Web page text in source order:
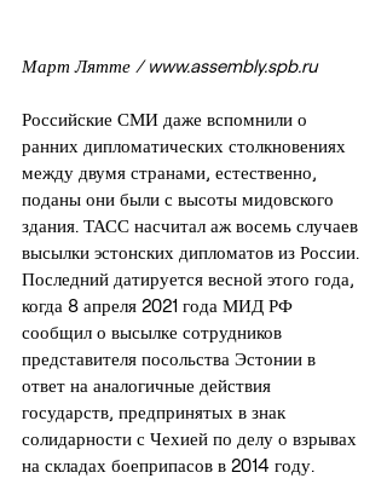
Март Лятте / www.assembly.spb.ru
Российские СМИ даже вспомнили о
ранних дипломатических столкновениях
между двумя странами, естественно,
поданы они были с высоты мидовского
здания. ТАСС насчитал аж восемь случаев
высылки эстонских дипломатов из России.
Последний датируется весной этого года,
когда 8 апреля 2021 года МИД РФ
сообщил о высылке сотрудников
представителя посольства Эстонии в
ответ на аналогичные действия
государств, предпринятых в знак
солидарности с Чехией по делу о взрывах
на складах боеприпасов в 2014 году.